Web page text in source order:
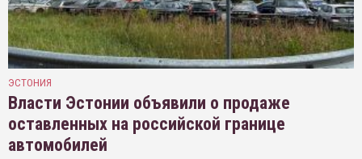
ЭСТОНИЯ
Власти Эстонии объявили о продаже
оставленных на российской границе
автомобилей